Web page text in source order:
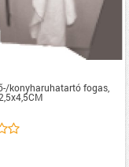
konyharuhatartó fogas,